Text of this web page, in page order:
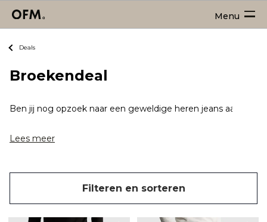
Menu
Deals
Broekendeal
Ben jij nog opzoek naar een geweldige heren jeans
Lees meer
Filteren en sorteren